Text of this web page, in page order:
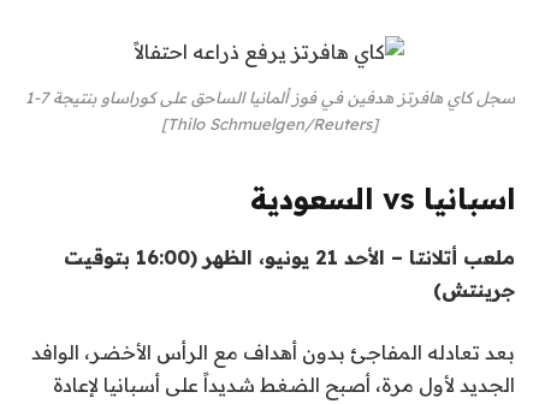
سجل كاي هافرتز هدفين في فوز ألمانيا الساحق على كوراساو بنتيجة 7-1
[Thilo Schmuelgen/Reuters]
اسبانيا vs السعودية
ملعب أتلانتا – الأحد 21 يونيو، الظهر (16:00 بتوقيت
جرينتش)
بعد تعادله المفاجئ بدون أهداف مع الرأس الأخضر، الوافد
الجديد لأول مرة، أصبح الضغط شديداً على أسبانيا لإعادة